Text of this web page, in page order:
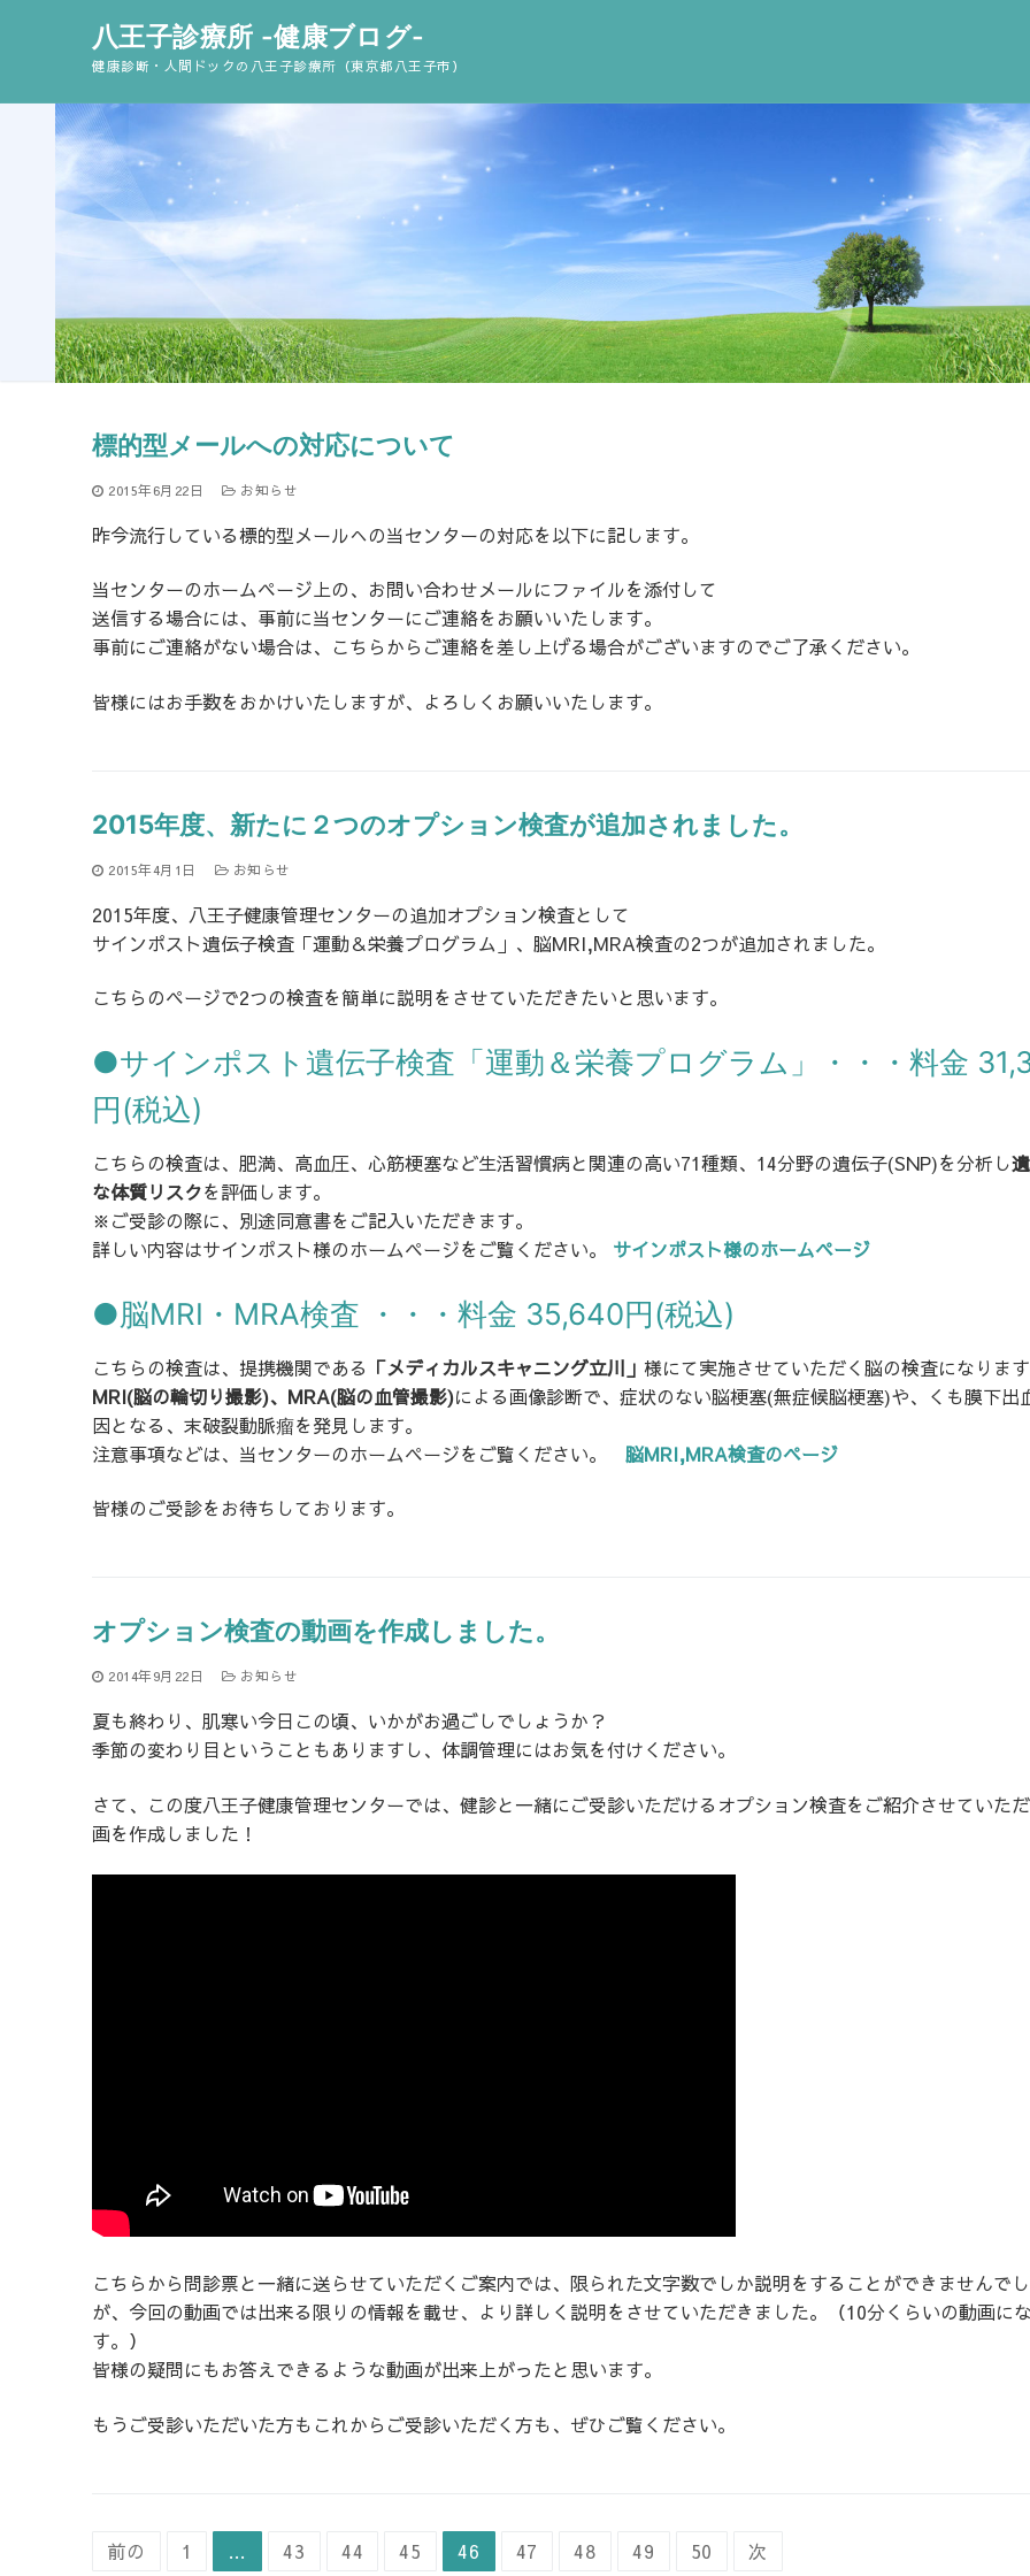
ン
八王子診療所 -健康ブログ-
健康診断・人間ドックの八王子診療所（東京都八王子市）
標的型メールへの対応について
2015年6月22日 お知らせ
昨今流行している標的型メールへの当センターの対応を以下に記します。
当センターのホームページ上の、お問い合わせメールにファイルを添付して
送信する場合には、事前に当センターにご連絡をお願いいたします。
事前にご連絡がない場合は、こちらからご連絡を差し上げる場合がございますのでご了承ください。
皆様にはお手数をおかけいたしますが、よろしくお願いいたします。
2015年度、新たに２つのオプション検査が追加されました。
2015年4月1日 お知らせ
2015年度、八王子健康管理センターの追加オプション検査として
サインポスト遺伝子検査「運動＆栄養プログラム」、脳MRI,MRA検査の2つが追加されました。
こちらのページで2つの検査を簡単に説明をさせていただきたいと思います。
●サインポスト遺伝子検査「運動＆栄養プログラム」・・・料金
円(税込)
こちらの検査は、肥満、高血圧、心筋梗塞など生活習慣病と関連の高い71種類、14分野の遺伝子(SNP)を分析し
な体質リスクを評価します。
※ご受診の際に、別途同意書をご記入いただきます。
詳しい内容はサインポスト様のホームページをご覧ください。 サインポスト様のホームページ
●脳MRI・MRA検査 ・・・料金 35,640円(税込)
こちらの検査は、提携機関である 「メディカルスキャニング立川」 様にて実施させていただく脳の検査になりま
MRI(脳の輪切り撮影)、MRA(脳の血管撮影)による画像診断で、症状のない脳梗塞(無症候脳梗塞)や、くも膜下出
因となる、末破裂動脈瘤を発見します。
注意事項などは、当センターのホームページをご覧ください。 脳MRI,MRA検査のページ
皆様のご受診をお待ちしております。
オプション検査の動画を作成しました。
2014年9月22日 お知らせ
夏も終わり、肌寒い今日この頃、いかがお過ごしでしょうか？
季節の変わり目ということもありますし、体調管理にはお気を付けください。
さて、この度八王子健康管理センターでは、健診と一緒にご受診いただけるオプション検査をご紹介させていた
画を作成しました！
こちらから問診票と一緒に送らせていただくご案内では、限られた文字数でしか説明をすることができませんで
が、今回の動画では出来る限りの情報を載せ、より詳しく説明をさせていただきました。（10分くらいの動画に
す。）
皆様の疑問にもお答えできるような動画が出来上がったと思います。
もうご受診いただいた方もこれからご受診いただく方も、ぜひご覧ください。
投
前の 1 … 43 44 45 46 47 48 49 50 次